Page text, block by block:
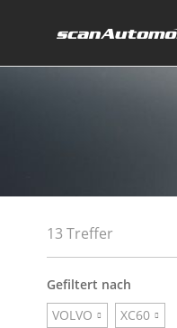
13 Treffer
Gefiltert nach
VOLVO
XC60